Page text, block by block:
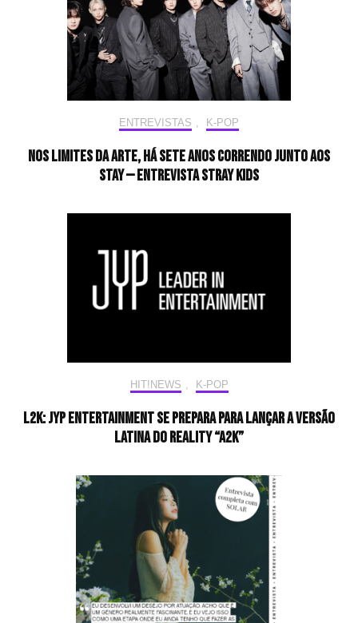
ENTREVISTAS K-POP
Nos limites da arte, há sete anos correndo junto aos
STAY — Entrevista Stray Kids
HIT!NEWS K-POP
L2K: JYP Entertainment se prepara para lançar a versão
latina do reality “A2K”